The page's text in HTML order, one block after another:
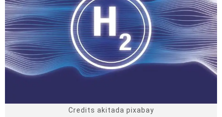
Credits akitada pixabay